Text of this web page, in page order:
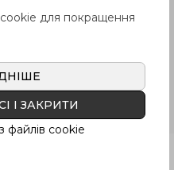
з
AISI 304,
для покращення
І ЗАКРИТИ
cookie